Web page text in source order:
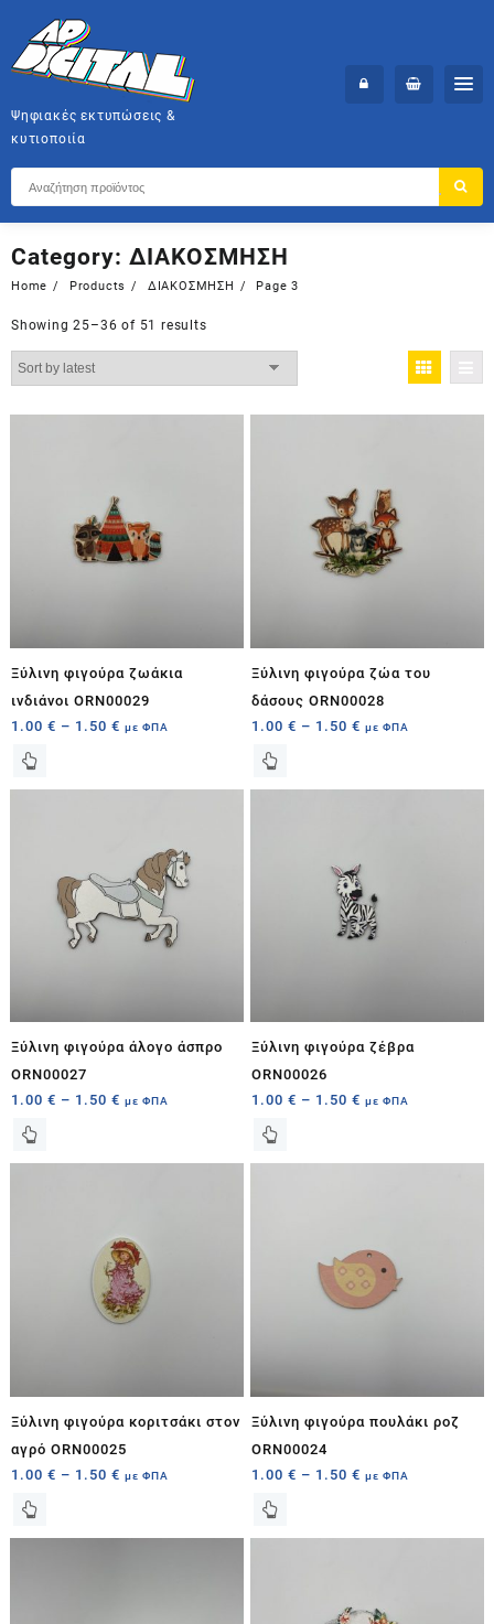
content
Ψηφιακές εκτυπώσεις &
κυτιοποιία
Category: ΔΙΑΚΟΣΜΗΣΗ
Home Products ΔΙΑΚΟΣΜΗΣΗ Page 3
Showing 25–36 of 51 results
Ξύλινη φιγούρα ζωάκια
ινδιάνοι ORN00029
1.00 € – 1.50 € με ΦΠΑ
Ξύλινη φιγούρα ζώα του
δάσους ORN00028
1.00€ – 1.50€ με ΦΠΑ
Ξύλινη φιγούρα άλογο άσπρο
ORN00027
1.00 € – 1.50 € με ΦΠΑ
Ξύλινη φιγούρα ζέβρα
ORN00026
1.00€ – 1.50€ με ΦΠΑ
Ξύλινη φιγούρα κοριτσάκι στον
αγρό ORN00025
1.00 € – 1.50 € με ΦΠΑ
Ξύλινη φιγούρα πουλάκι ροζ
ORN00024
1.00€ – 1.50€ με ΦΠΑ